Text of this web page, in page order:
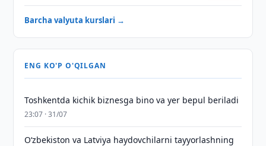
Barcha valyuta kurslari →
ENG KO'P O'QILGAN
Toshkentda kichik biznesga bino va yer bepul beriladi
23:07 · 31/07
Oʻzbekiston va Latviya haydovchilarni tayyorlashning